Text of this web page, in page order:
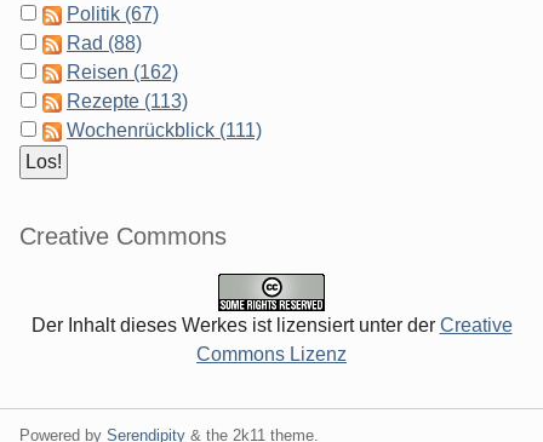
Politik (67)
Rad (88)
Reisen (162)
Rezepte (113)
Wochenrückblick (111)
Creative Commons
Der Inhalt dieses Werkes ist lizensiert unter der Creative
Commons Lizenz
Powered by Serendipity & the 2k11 theme.